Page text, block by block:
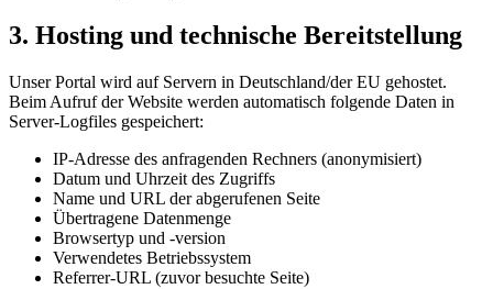
3. Hosting und technische Bereitstellung
Unser Portal wird auf Servern in Deutschland/der EU gehostet.
Beim Aufruf der Website werden automatisch folgende Daten in
Server-Logfiles gespeichert:
IP-Adresse des anfragenden Rechners (anonymisiert)
Datum und Uhrzeit des Zugriffs
Name und URL der abgerufenen Seite
Übertragene Datenmenge
Browsertyp und -version
Verwendetes Betriebssystem
Referrer-URL (zuvor besuchte Seite)